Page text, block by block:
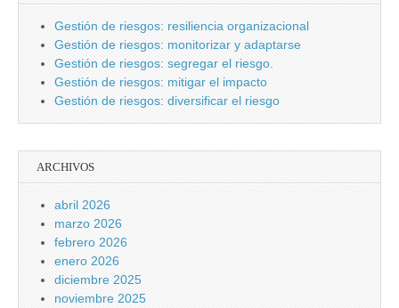
Gestión de riesgos: resiliencia organizacional
Gestión de riesgos: monitorizar y adaptarse
Gestión de riesgos: segregar el riesgo.
Gestión de riesgos: mitigar el impacto
Gestión de riesgos: diversificar el riesgo
ARCHIVOS
abril 2026
marzo 2026
febrero 2026
enero 2026
diciembre 2025
noviembre 2025